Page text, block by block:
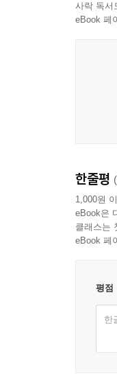
1. 출신
장.12장.)
- 가난한
- 자기의
그 중 일
- 仁者는
이루고
공자는
사락 독서
eBook 페
한줄평
1,000원
eBook은
클래스는
eBook 페
평점
한